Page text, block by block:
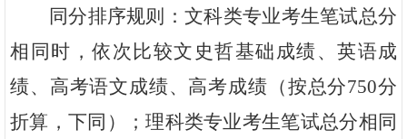
同分排序规则：文科类专业考生笔试总分
相同时，依次比较文史哲基础成绩、英语成
绩、高考语文成绩、高考成绩（按总分750分
折算，下同）；理科类专业考生笔试总分相同